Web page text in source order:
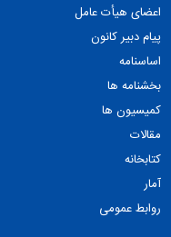
اعضای هیأت عامل
پیام دبیر کانون
اساسنامه
بخشنامه ها
کمیسیون ها
مقالات
کتابخانه
آمار
روابط عمومی